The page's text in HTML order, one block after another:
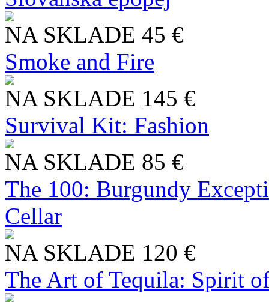
NA SKLADE 45 €
Smoke and Fire
NA SKLADE 145 €
Survival Kit: Fashion
NA SKLADE 85 €
The 100: Burgundy
Cellar
NA SKLADE 120 €
The Art of Tequila: Spirit